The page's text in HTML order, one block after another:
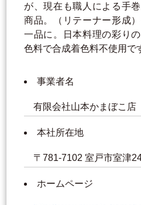
が、現在も職人による手
商品。（リテーナー形成
一品に。日本料理の彩り
色料で合成着色料不使用で
事業者名
有限会社山本かまぼこ店
本社所在地
〒781-7102 室戸市室津
ホームページ